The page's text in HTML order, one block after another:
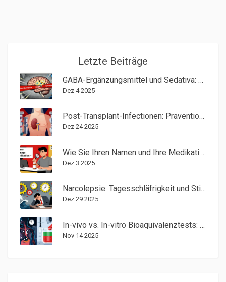
Letzte Beiträge
GABA-Ergänzungsmittel und Sedativa: Risiko einer additiven CNS-Depression
Dez 4 2025
Post-Transplant-Infectionen: Prävention, Impfungen und Überwachung bei Nierentransplantationen
Dez 24 2025
Wie Sie Ihren Namen und Ihre Medikation auf einem Rezeptetikett überprüfen
Dez 3 2025
Narcolepsie: Tagesschläfrigkeit und Stimulanzienbehandlung
Dez 29 2025
In-vivo vs. In-vitro Bioäquivalenztests: Wann wird welches Verfahren eingesetzt?
Nov 14 2025